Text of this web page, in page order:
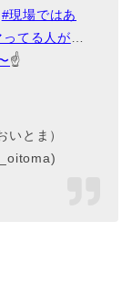
#現場ではあ
てる人が
☝️
とま）